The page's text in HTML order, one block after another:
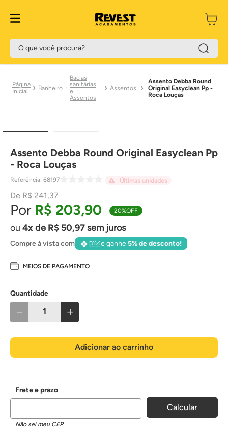
O que você procura?
Banheiro
Bacias
sanitárias
e
Assentos
Assentos
Assento Debba Round
Original Easyclean Pp -
Roca Louças
Assento Debba Round Original Easyclean Pp
- Roca Louças
Referência: 68197 Últimas unidades
R$ 241,37
R$ 203,90 20%OFF
4 de R$ 50,97sem juros
Compre à vista com e ganhe5% de desconto!
MEIOS DE PAGAMENTO
Quantidade
＋
－
Adicionar ao carrinho
Não sei meu CEP